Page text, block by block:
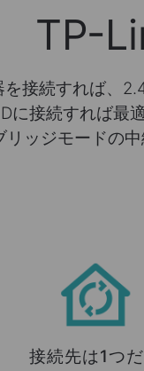
TP-
接続すれば、
に接続すれば最
リッジモードの
接続先は1つ